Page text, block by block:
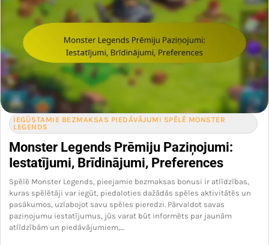
IEGŪSTAMIE BEZMAKSAS PIEDĀVĀJUMI SPĒLĒ MONSTER
LEGENDS
Monster Legends Prēmiju Paziņojumi:
Iestatījumi, Brīdinājumi, Preferences
Spēlē Monster Legends, pieejamie bezmaksas bonusi ir atlīdzības,
kuras spēlētāji var iegūt, piedaloties dažādās spēles aktivitātēs un
pasākumos, uzlabojot savu spēles pieredzi. Pārvaldot savas
paziņojumu iestatījumus, jūs varat būt informēts par jaunām
atlīdzībām un piedāvājumiem,…